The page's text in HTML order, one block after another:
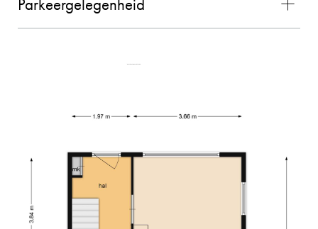
gehele samenwerking en zouden Charles als
makelaar zeker aanbevelen!! (bron Funda)
De verkoop van onze woning door Charles
verliep geweldig! We hebben ervaren dat
Charles kundig is, persoonlijke contact
belangrijk vindt en dat hij aan de slag gaat met